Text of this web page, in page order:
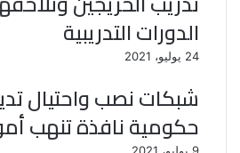
الدورات التدريبية
24 يوليو، 2021
شبكات نصب واحتيال
حكومية نافذة تنهب